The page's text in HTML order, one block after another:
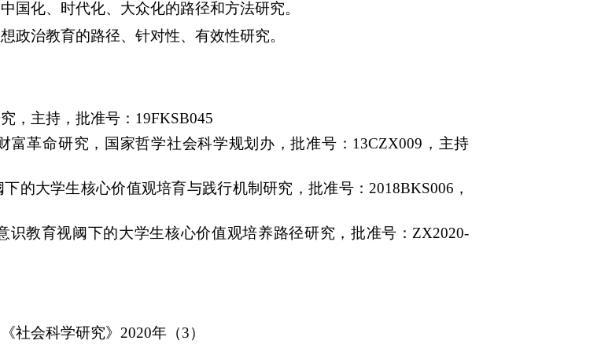
国化、时代化、大众化的路径和方法研究。
政治教育的路径、针对性、有效性研究。
，主持，批准号： 19FKSB045
革命研究，国家哲学社会科学规划办，批准号： 13CZX009 ，主持
的大学生核心价值观培育与践行机制研究，批准号： 2018BKS006 ，
识教育视阈下的大学生核心价值观培养路径研究，批准号： ZX2020-
社会科学研究》 2020年（3）